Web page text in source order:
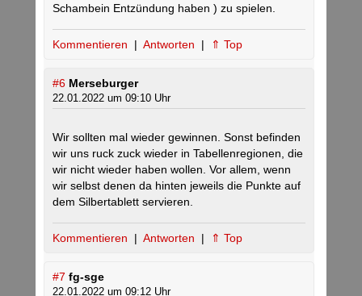
Schambein Entzündung haben ) zu spielen.
Kommentieren | Antworten | ⇑ Top
#6 Merseburger
22.01.2022 um 09:10 Uhr
Wir sollten mal wieder gewinnen. Sonst befinden
wir uns ruck zuck wieder in Tabellenregionen, die
wir nicht wieder haben wollen. Vor allem, wenn
wir selbst denen da hinten jeweils die Punkte auf
dem Silbertablett servieren.
Kommentieren | Antworten | ⇑ Top
#7 fg-sge
22.01.2022 um 09:12 Uhr